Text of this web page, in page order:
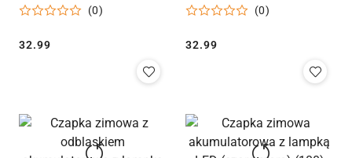
(0)
Cena:
32.99
(0)
Cena:
32.99